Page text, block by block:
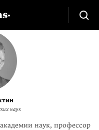
наук
наук, профессор